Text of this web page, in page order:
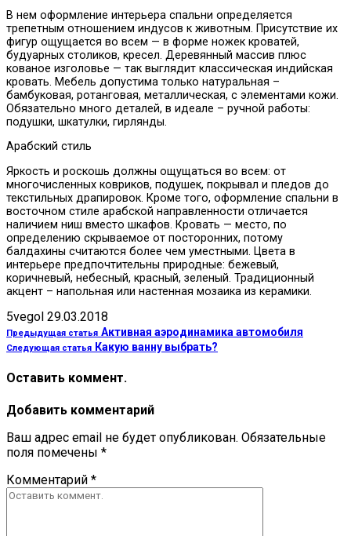
В нем оформление интерьера спальни определяется
трепетным отношением индусов к животным. Присутствие их
фигур ощущается во всем — в форме ножек кроватей,
будуарных столиков, кресел. Деревянный массив плюс
кованое изголовье — так выглядит классическая индийская
кровать. Мебель допустима только натуральная –
бамбуковая, ротанговая, металлическая, с элементами кожи.
Обязательно много деталей, в идеале – ручной работы:
подушки, шкатулки, гирлянды.
Арабский стиль
Яркость и роскошь должны ощущаться во всем: от
многочисленных ковриков, подушек, покрывал и пледов до
текстильных драпировок. Кроме того, оформление спальни в
восточном стиле арабской направленности отличается
наличием ниш вместо шкафов. Кровать — место, по
определению скрываемое от посторонних, потому
балдахины считаются более чем уместными. Цвета в
интерьере предпочтительны природные: бежевый,
коричневый, небесный, красный, зеленый. Традиционный
акцент – напольная или настенная мозаика из керамики.
5vegol 29.03.2018
Предыдущая статья Активная аэродинамика автомобиля
Следующая статья Какую ванну выбрать?
Оставить коммент.
Добавить комментарий
Ваш адрес email не будет опубликован. Обязательные
поля помечены *
Комментарий *